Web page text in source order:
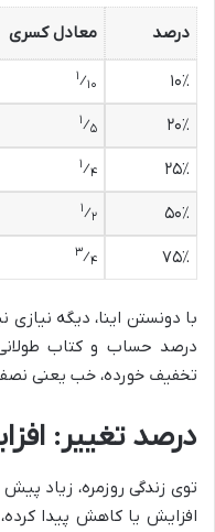
درصد معادل کسری
۱۰٪ ۱⁄۱۰
۲۰٪
۱⁄۵
۲۵٪
۱⁄۴
۵۰٪
۱⁄۲
۷۵٪
۳⁄۴
با دونستن اینا، دیگه
تخفیف خورده، خب یعنی
درصد تغییر:
توی زندگی روزمره، زیاد
افزایش یا کاهش پیدا